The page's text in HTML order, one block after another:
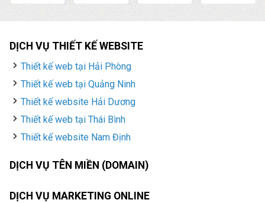
DỊCH VỤ THIẾT KẾ WEBSITE
Thiết kế web tại Hải Phòng
Thiết kế web tại Quảng Ninh
Thiết kế website Hải Dương
Thiết kế web tại Thái Bình
Thiết kế website Nam Định
DỊCH VỤ TÊN MIỀN (DOMAIN)
DỊCH VỤ MARKETING ONLINE